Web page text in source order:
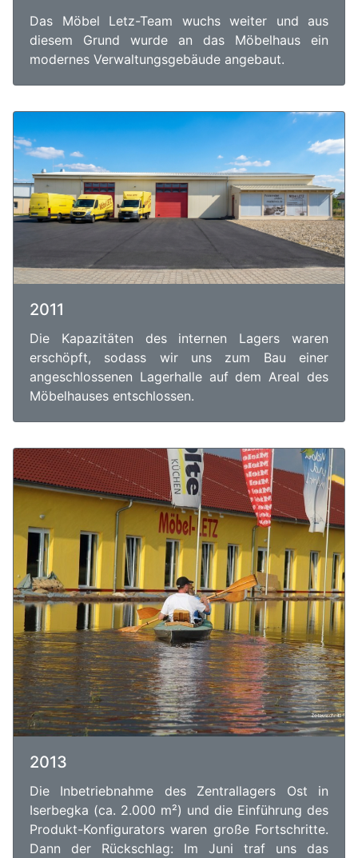
Das Möbel Letz-Team wuchs weiter und aus
diesem Grund wurde an das Möbelhaus ein
modernes Verwaltungsgebäude angebaut.
2011
Die Kapazitäten des internen Lagers waren
erschöpft, sodass wir uns zum Bau einer
angeschlossenen Lagerhalle auf dem Areal des
Möbelhauses entschlossen.
2013
Die Inbetriebnahme des Zentrallagers Ost in
Iserbegka (ca. 2.000 m²) und die Einführung des
Produkt-Konfigurators waren große Fortschritte.
Dann der Rückschlag: Im Juni traf uns das